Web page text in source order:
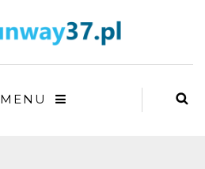
MENU